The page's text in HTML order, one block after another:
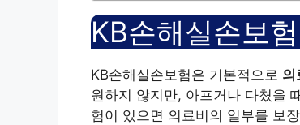
KB손해실손보
KB손해실손보험은 기본적으로 의
원하지 않지만, 아프거나 다쳤을
험이 있으면 의료비의 일부를 보